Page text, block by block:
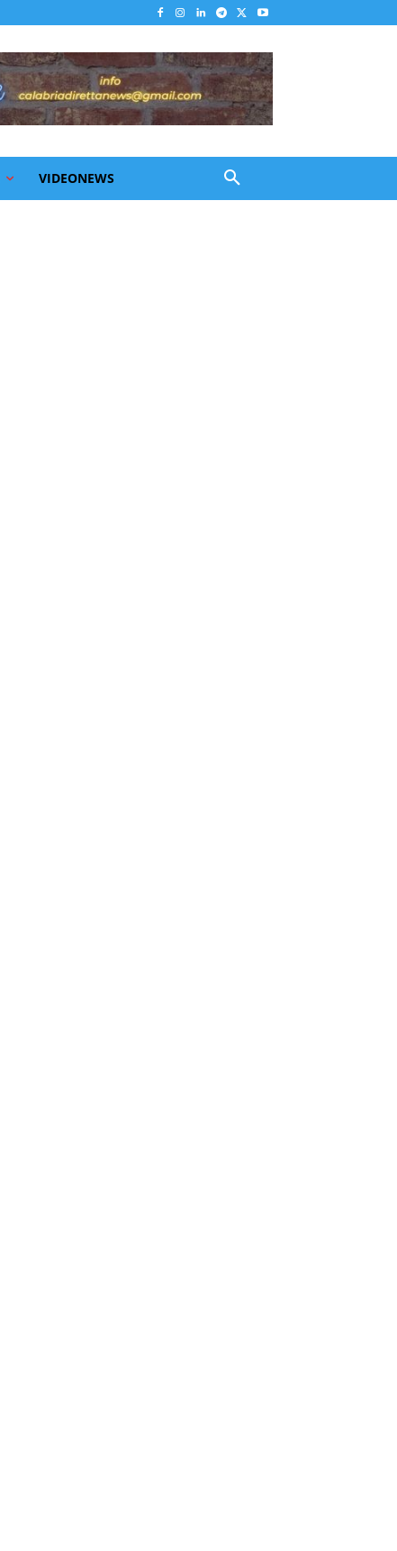
VIDEONEWS